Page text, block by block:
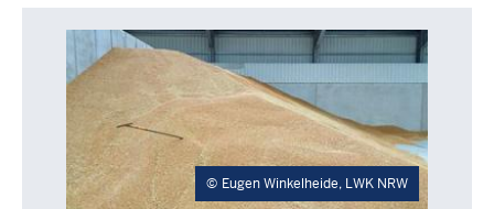
Die
ergab
Eugen Winkelheide, LWK NRW